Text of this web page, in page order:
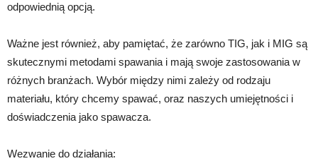
odpowiednią opcją.
Ważne jest również, aby pamiętać, że zarówno TIG, jak i MIG są
skutecznymi metodami spawania i mają swoje zastosowania w
różnych branżach. Wybór między nimi zależy od rodzaju
materiału, który chcemy spawać, oraz naszych umiejętności i
doświadczenia jako spawacza.
Wezwanie do działania: